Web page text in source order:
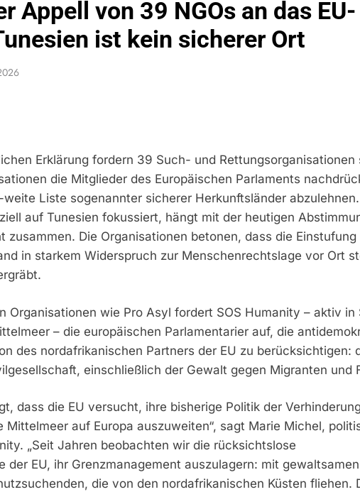
Bundespolizeidirektion München: Bundespolizei
Fahrzeug
7. August 2026
Bundespolizeidirektion München: Schneller Festgenommen
Bundespolizeidirektion München: Ausgesetzte Katze Am
HZA-R: Zoll Deckt Auf: Schrotthändler Erschleicht Rund
Schwarzarbeit Führen Zu Rechtskräftiger Verurteilung Wegen
6. August 2026
Bundespolizeidirektion München: Europaweit Gesuchtes
Bundespolizei Vollstreckt Europäischen
6. August 2026
Bundespolizeidirektion München: Update Zu Den
Bundespolizeidirektion München: Beinahekollision An
5. August 2026
Appell von 39 NGOs an das EU-
ist kein sicherer Ort
Erklärung fordern 39 Such- und Rettungsorganisationen
die Mitglieder des Europäischen Parlaments
Liste sogenannter sicherer Herkunftsländer
auf Tunesien fokussiert, hängt mit der heutigen
zusammen. Die Organisationen betonen, dass die Einstufung
in starkem Widerspruch zur Menschenrechtslage vor Ort
Organisationen wie Pro Asyl fordert SOS Humanity – aktiv in
– die europäischen Parlamentarier auf, die
des nordafrikanischen Partners der EU zu berücksichtigen:
einschließlich der Gewalt gegen Migranten und
dass die EU versucht, ihre bisherige Politik der
Mittelmeer auf Europa auszuweiten“, sagt Marie Michel,
„Seit Jahren beobachten wir die rücksichtslose
der EU, ihr Grenzmanagement auszulagern: mit gewaltsamen
die von den nordafrikanischen Küsten fliehen.